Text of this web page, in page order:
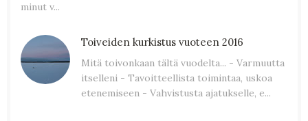
minut v...
Toiveiden kurkistus vuoteen 2016
Mitä toivonkaan tältä vuodelta... - Varmuutta
itselleni - Tavoitteellista toimintaa, uskoa
etenemiseen - Vahvistusta ajatukselle, e...